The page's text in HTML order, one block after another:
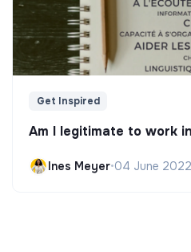
Get Inspired
Am I legitimate to work
Ines Meyer•04 June 2022